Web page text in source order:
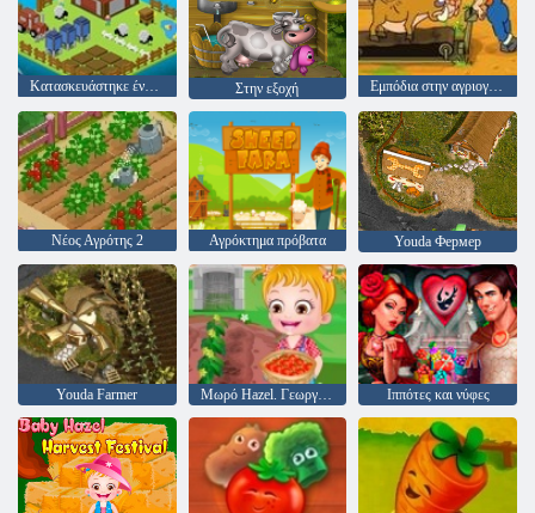
Κατασκευάστηκε ένα αγρόκτημα Στην εξοχή Εμπόδια στην αγριογούρουνο
Νέος Αγρότης 2 Αγρόκτημα πρόβατα Youda Фермер
Youda Farmer Μωρό Hazel. Γεωργία Ντομάτα Ιππότες και νύφες